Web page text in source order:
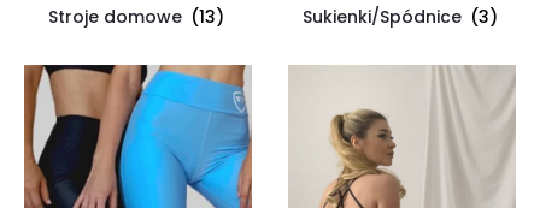
Stroje domowe (13) Sukienki/Spódnice (3)